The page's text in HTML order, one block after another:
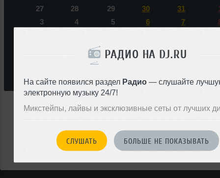
РАДИО НА DJ.RU
На сайте появился раздел Радио — слушайте
электронную музыку 24/7!
Микстейпы, лайвы и эксклюзивные сеты от лучших
СЛУШАТЬ БОЛЬШЕ НЕ ПОКАЗЫВАТЬ
27
28 29 30 31
3
4 5 6 7
19 20 21
ближайшем будущем нас не ожидает.
Или мы о чем-то не знаем? ДОБАВИТЬ СОБЫТИЕ